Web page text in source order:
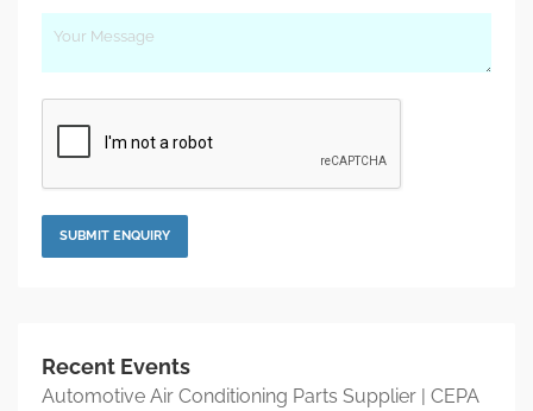
Recent Events
Automotive Air Conditioning Parts Supplier | CEPA